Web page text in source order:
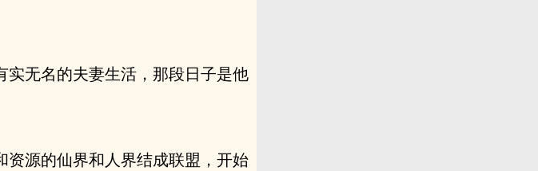
无名的夫妻生活，那段日子是他
资源的仙界和人界结成联盟，开始